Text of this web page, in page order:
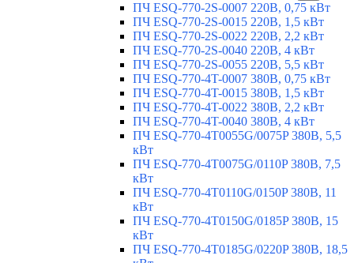
ПЧ ESQ-770-2S-0007 220В, 0,75 кВт
ПЧ ESQ-770-2S-0015 220В, 1,5 кВт
ПЧ ESQ-770-2S-0022 220В, 2,2 кВт
ПЧ ESQ-770-2S-0040 220В, 4 кВт
ПЧ ESQ-770-2S-0055 220В, 5,5 кВт
ПЧ ESQ-770-4T-0007 380В, 0,75 кВт
ПЧ ESQ-770-4T-0015 380В, 1,5 кВт
ПЧ ESQ-770-4T-0022 380В, 2,2 кВт
ПЧ ESQ-770-4T-0040 380В, 4 кВт
ПЧ ESQ-770-4T0055G/0075P 380В, 5,5
кВт
ПЧ ESQ-770-4T0075G/0110P 380В, 7,5
кВт
ПЧ ESQ-770-4T0110G/0150P 380В, 11
кВт
ПЧ ESQ-770-4T0150G/0185P 380В, 15
кВт
ПЧ ESQ-770-4T0185G/0220P 380В, 18,5